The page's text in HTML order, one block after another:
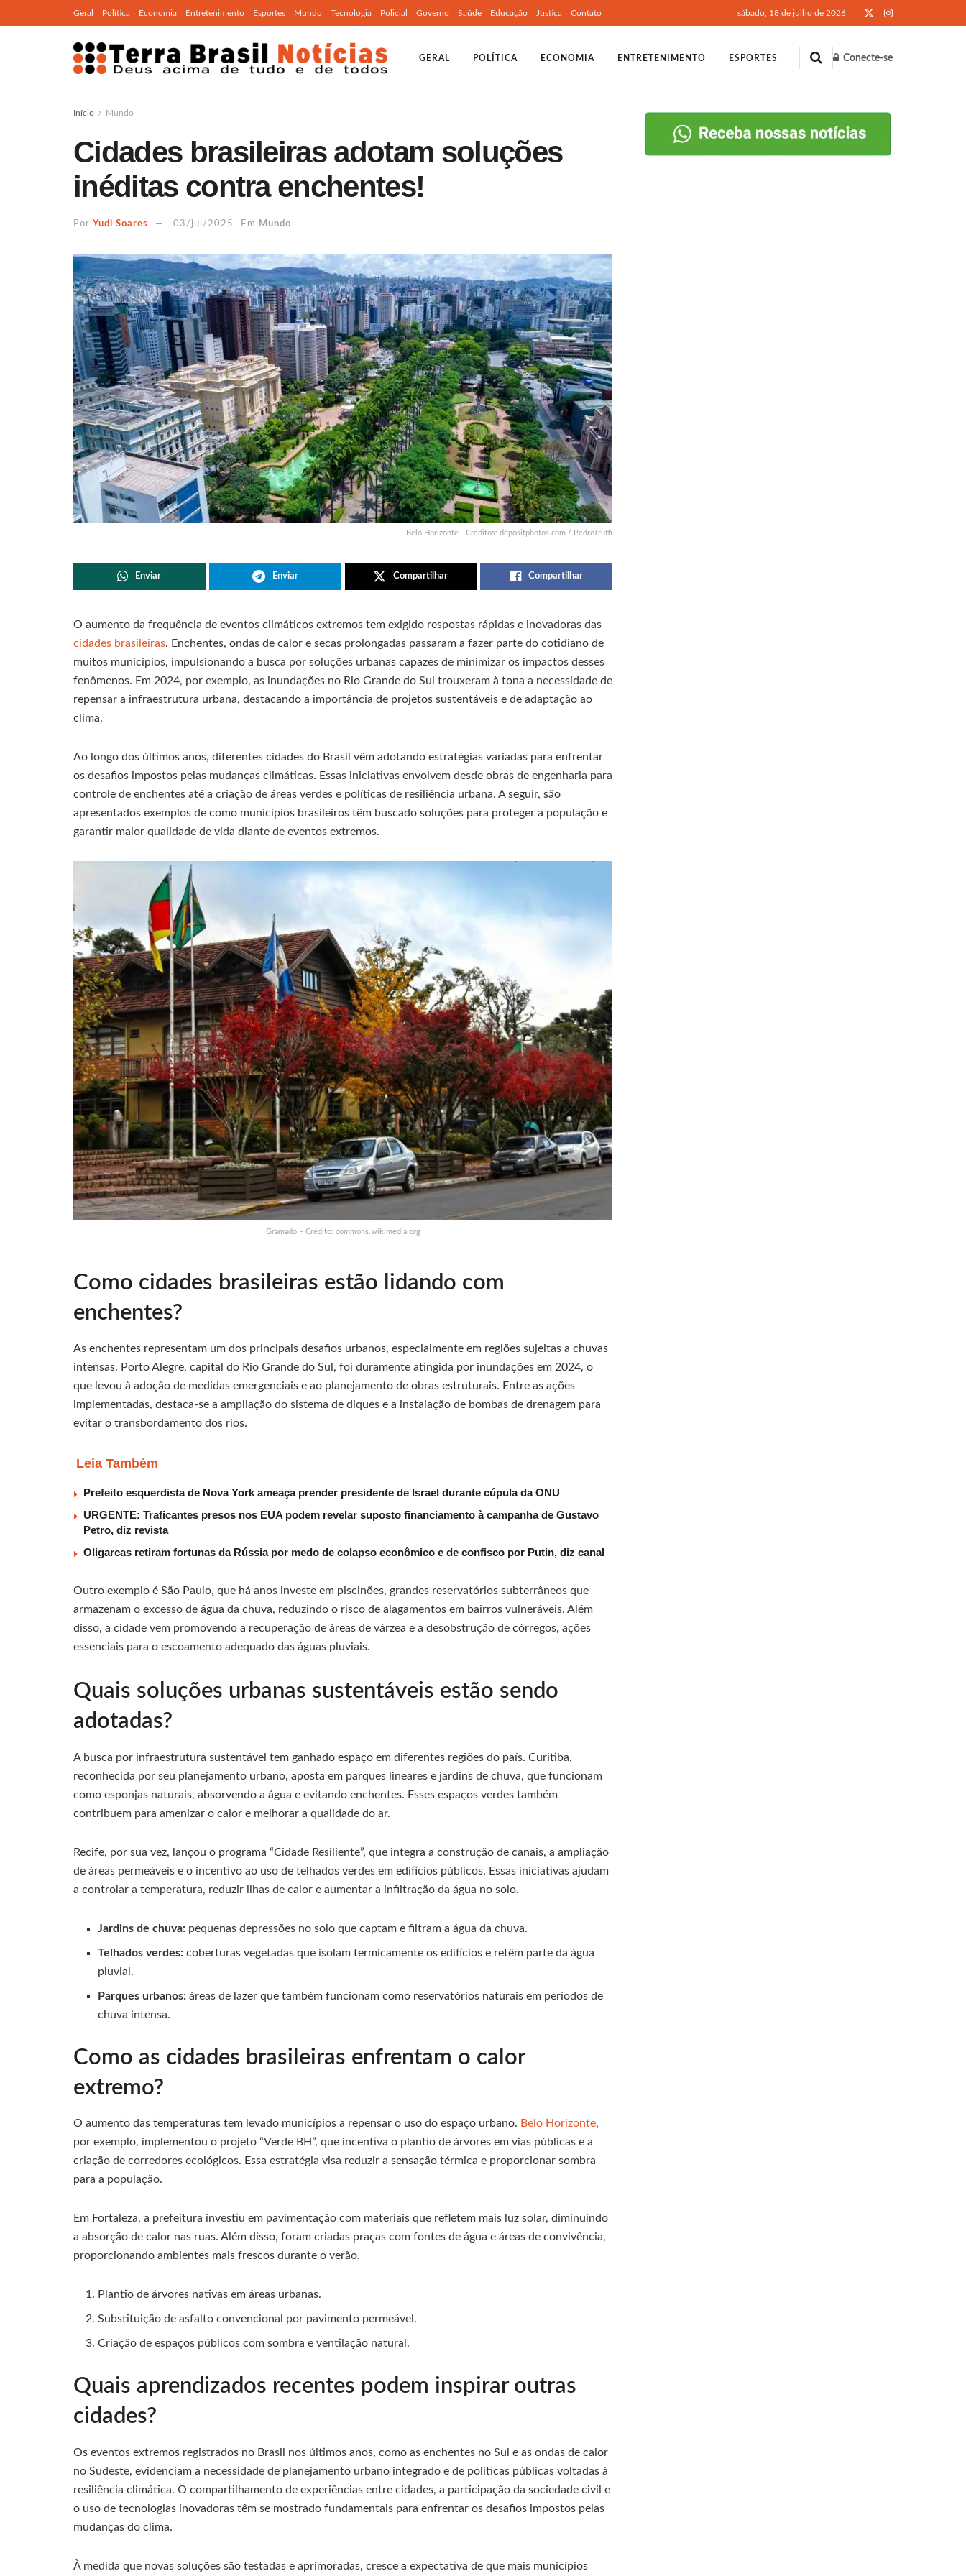
Geral Política Economia Entretenimento Esportes Mundo Tecnologia Policial Governo Saúde Educação Justiça Contato sábado, 18 de julho de 2026
GERAL POLÍTICA ECONOMIA ENTRETENIMENTO ESPORTES Conecte-se
Início Mundo
Cidades brasileiras adotam soluções
inéditas contra enchentes!
Por Yudi Soares 03/jul/2025 Em Mundo
Belo Horizonte - Créditos: depositphotos.com / PedroTruffi
Enviar Enviar Compartilhar Compartilhar
O aumento da frequência de eventos climáticos extremos tem exigido respostas rápidas e inovadoras das
cidades brasileiras. Enchentes, ondas de calor e secas prolongadas passaram a fazer parte do cotidiano de
muitos municípios, impulsionando a busca por soluções urbanas capazes de minimizar os impactos desses
fenômenos. Em 2024, por exemplo, as inundações no Rio Grande do Sul trouxeram à tona a necessidade de
repensar a infraestrutura urbana, destacando a importância de projetos sustentáveis e de adaptação ao
clima.
Ao longo dos últimos anos, diferentes cidades do Brasil vêm adotando estratégias variadas para enfrentar
os desafios impostos pelas mudanças climáticas. Essas iniciativas envolvem desde obras de engenharia para
controle de enchentes até a criação de áreas verdes e políticas de resiliência urbana. A seguir, são
apresentados exemplos de como municípios brasileiros têm buscado soluções para proteger a população e
garantir maior qualidade de vida diante de eventos extremos.
Gramado – Crédito: commons.wikimedia.org
Como cidades brasileiras estão lidando com
enchentes?
As enchentes representam um dos principais desafios urbanos, especialmente em regiões sujeitas a chuvas
intensas. Porto Alegre, capital do Rio Grande do Sul, foi duramente atingida por inundações em 2024, o
que levou à adoção de medidas emergenciais e ao planejamento de obras estruturais. Entre as ações
implementadas, destaca-se a ampliação do sistema de diques e a instalação de bombas de drenagem para
evitar o transbordamento dos rios.
Leia Também
Prefeito esquerdista de Nova York ameaça prender presidente de Israel durante cúpula da ONU
URGENTE: Traficantes presos nos EUA podem revelar suposto financiamento à campanha de Gustavo
Petro, diz revista
Oligarcas retiram fortunas da Rússia por medo de colapso econômico e de confisco por Putin, diz canal
Outro exemplo é São Paulo, que há anos investe em piscinões, grandes reservatórios subterrâneos que
armazenam o excesso de água da chuva, reduzindo o risco de alagamentos em bairros vulneráveis. Além
disso, a cidade vem promovendo a recuperação de áreas de várzea e a desobstrução de córregos, ações
essenciais para o escoamento adequado das águas pluviais.
Quais soluções urbanas sustentáveis estão sendo
adotadas?
A busca por infraestrutura sustentável tem ganhado espaço em diferentes regiões do país. Curitiba,
reconhecida por seu planejamento urbano, aposta em parques lineares e jardins de chuva, que funcionam
como esponjas naturais, absorvendo a água e evitando enchentes. Esses espaços verdes também
contribuem para amenizar o calor e melhorar a qualidade do ar.
Recife, por sua vez, lançou o programa “Cidade Resiliente”, que integra a construção de canais, a ampliação
de áreas permeáveis e o incentivo ao uso de telhados verdes em edifícios públicos. Essas iniciativas ajudam
a controlar a temperatura, reduzir ilhas de calor e aumentar a infiltração da água no solo.
Jardins de chuva: pequenas depressões no solo que captam e filtram a água da chuva.
Telhados verdes: coberturas vegetadas que isolam termicamente os edifícios e retêm parte da água
pluvial.
Parques urbanos: áreas de lazer que também funcionam como reservatórios naturais em períodos de
chuva intensa.
Como as cidades brasileiras enfrentam o calor
extremo?
O aumento das temperaturas tem levado municípios a repensar o uso do espaço urbano. Belo Horizonte,
por exemplo, implementou o projeto “Verde BH”, que incentiva o plantio de árvores em vias públicas e a
criação de corredores ecológicos. Essa estratégia visa reduzir a sensação térmica e proporcionar sombra
para a população.
Em Fortaleza, a prefeitura investiu em pavimentação com materiais que refletem mais luz solar, diminuindo
a absorção de calor nas ruas. Além disso, foram criadas praças com fontes de água e áreas de convivência,
proporcionando ambientes mais frescos durante o verão.
Plantio de árvores nativas em áreas urbanas.
Substituição de asfalto convencional por pavimento permeável.
Criação de espaços públicos com sombra e ventilação natural.
Quais aprendizados recentes podem inspirar outras
cidades?
Os eventos extremos registrados no Brasil nos últimos anos, como as enchentes no Sul e as ondas de calor
no Sudeste, evidenciam a necessidade de planejamento urbano integrado e de políticas públicas voltadas à
resiliência climática. O compartilhamento de experiências entre cidades, a participação da sociedade civil e
o uso de tecnologias inovadoras têm se mostrado fundamentais para enfrentar os desafios impostos pelas
mudanças do clima.
À medida que novas soluções são testadas e aprimoradas, cresce a expectativa de que mais municípios